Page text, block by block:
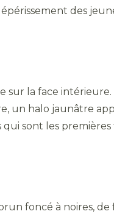
des
sur la face
un halo jaunâtre
qui sont les
foncé à noires,